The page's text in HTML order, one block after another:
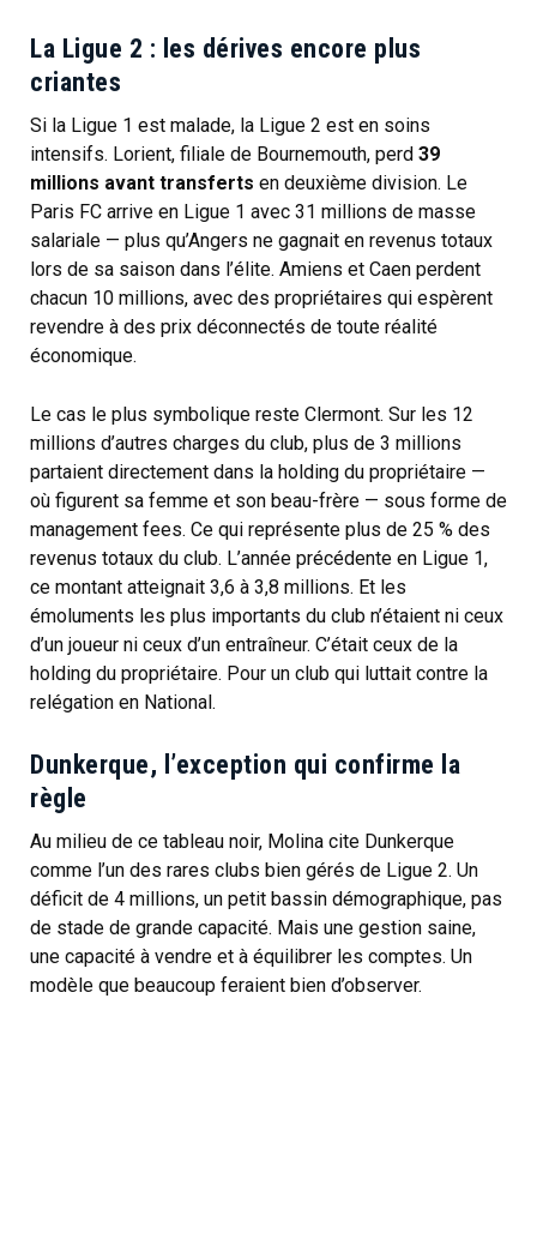
La Ligue 2 : les dérives encore plus
criantes
Si la Ligue 1 est malade, la Ligue 2 est en soins
intensifs. Lorient, filiale de Bournemouth, perd 39
millions avant transferts en deuxième division. Le
Paris FC arrive en Ligue 1 avec 31 millions de masse
salariale — plus qu’Angers ne gagnait en revenus totaux
lors de sa saison dans l’élite. Amiens et Caen perdent
chacun 10 millions, avec des propriétaires qui espèrent
revendre à des prix déconnectés de toute réalité
économique.
Le cas le plus symbolique reste Clermont. Sur les 12
millions d’autres charges du club, plus de 3 millions
partaient directement dans la holding du propriétaire —
où figurent sa femme et son beau-frère — sous forme de
management fees. Ce qui représente plus de 25 % des
revenus totaux du club. L’année précédente en Ligue 1,
ce montant atteignait 3,6 à 3,8 millions. Et les
émoluments les plus importants du club n’étaient ni ceux
d’un joueur ni ceux d’un entraîneur. C’était ceux de la
holding du propriétaire. Pour un club qui luttait contre la
relégation en National.
Dunkerque, l’exception qui confirme la
règle
Au milieu de ce tableau noir, Molina cite Dunkerque
comme l’un des rares clubs bien gérés de Ligue 2. Un
déficit de 4 millions, un petit bassin démographique, pas
de stade de grande capacité. Mais une gestion saine,
une capacité à vendre et à équilibrer les comptes. Un
modèle que beaucoup feraient bien d’observer.